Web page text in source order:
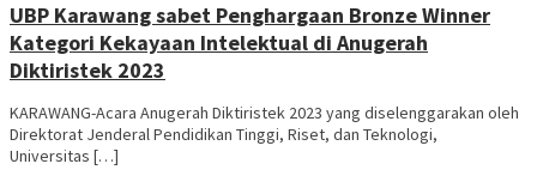
UBP Karawang sabet Penghargaan Bronze Winner
Kategori Kekayaan Intelektual di Anugerah
Diktiristek 2023
KARAWANG-Acara Anugerah Diktiristek 2023 yang diselenggarakan oleh
Direktorat Jenderal Pendidikan Tinggi, Riset, dan Teknologi,
Universitas […]